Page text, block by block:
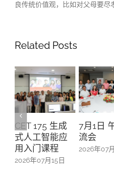
良传统价值观，比如对父母要尽
Related Posts
CET 175 生成
式人工智能应
用入门课程
2026年07月15日
7月1日
流会
2026年07